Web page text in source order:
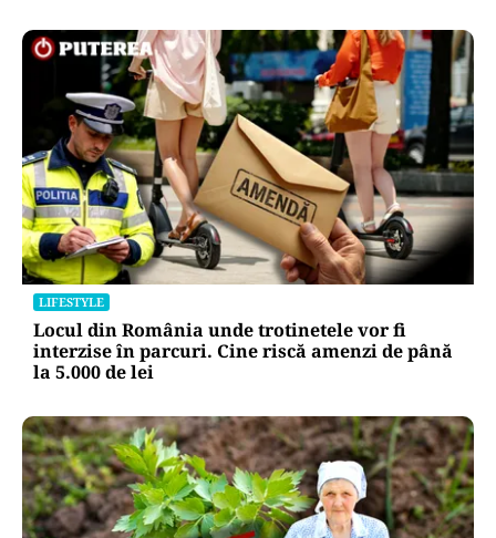
LIFESTYLE
Locul din România unde trotinetele vor fi
interzise în parcuri. Cine riscă amenzi de până
la 5.000 de lei